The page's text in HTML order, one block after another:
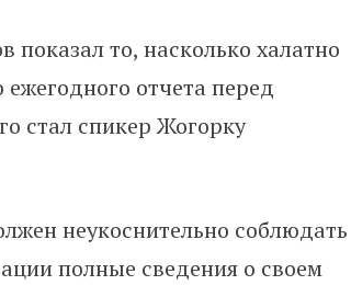
то, насколько халатно
отчета перед
стал спикер Жогорку
неукоснительно соблюдать
полные сведения о своем